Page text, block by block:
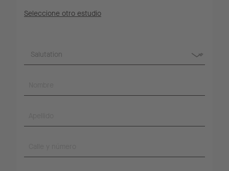
Seleccione otro estudio